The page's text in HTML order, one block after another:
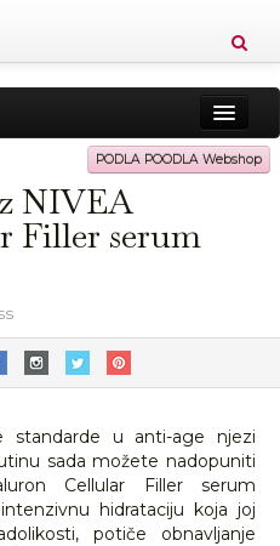
Zdravlje Vitkost
Putovanja
PODLA POODLA Webshop
NIVEA
Filler serum
standarde u anti-age njezi
sada možete nadopuniti
Cellular Filler serum
hidrataciju koja joj
potiče obnavljanje